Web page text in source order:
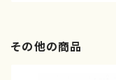
その他の商品